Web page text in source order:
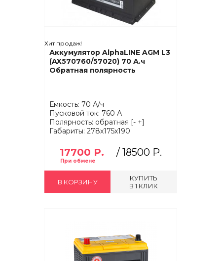
Хит продаж!
Аккумулятор AlphaLINE AGM L3
(AX570760/57020) 70 А.ч
Обратная полярность
Емкость: 70 А/ч
Пусковой ток: 760 А
Полярность: обратная [- +]
Габариты: 278x175x190
17700 Р. / 18500 Р.
В КОРЗИНУ
КУПИТЬ
В 1 КЛИК